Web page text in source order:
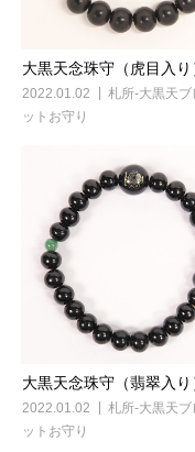
大黒天念珠守（虎目入り
2022.01.02
札所-大黒天ブ
ットお守り
大黒天念珠守（翡翠入り
2022.01.02
札所-大黒天ブ
ットお守り